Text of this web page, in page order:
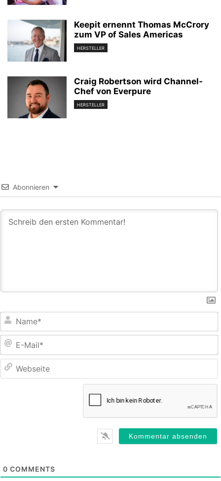
Keepit ernennt Thomas McCrory
zum VP of Sales Americas
HERSTELLER
Craig Robertson wird Channel-
Chef von Everpure
HERSTELLER
Abonnieren
0 COMMENTS